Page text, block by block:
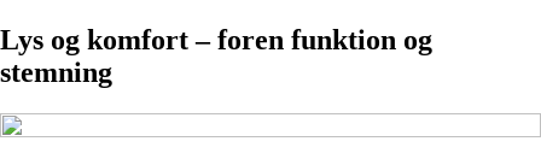
Lys og komfort – foren funktion og
stemning